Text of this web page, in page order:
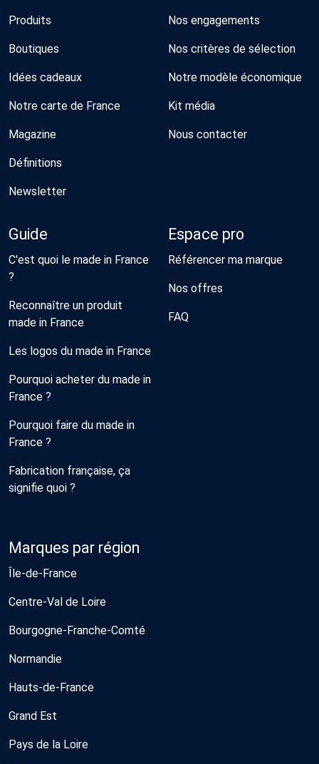
Produits
Boutiques
Idées cadeaux
Notre carte de France
Magazine
Définitions
Newsletter
Nos engagements
Nos critères de sélection
Notre modèle économique
Kit média
Nous contacter
Guide
C'est quoi le made in France
?
Reconnaître un produit
made in France
Les logos du made in France
Pourquoi acheter du made in
France ?
Pourquoi faire du made in
France ?
Fabrication française, ça
signifie quoi ?
Espace pro
Référencer ma marque
Nos offres
FAQ
Marques par région
Île-de-France
Centre-Val de Loire
Bourgogne-Franche-Comté
Normandie
Hauts-de-France
Grand Est
Pays de la Loire